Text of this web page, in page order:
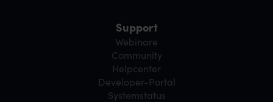
Support
Webinare
Community
Helpcenter
Developer-Portal
Systemstatus